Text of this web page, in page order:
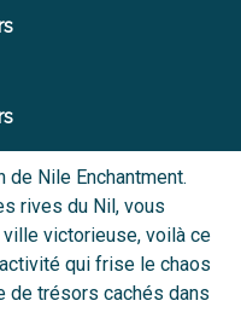
Nile Enchantment.
rives du Nil, vous
ville victorieuse, voilà ce
qui frise le chaos
de trésors cachés dans